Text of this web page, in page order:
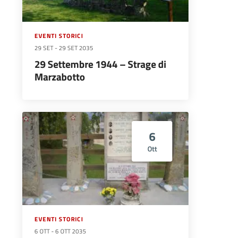
EVENTI STORICI
29 SET -29 SET 2035
29 Settembre 1944 – Strage di
Marzabotto
6
Ott
EVENTI STORICI
6 OTT -6 OTT 2035